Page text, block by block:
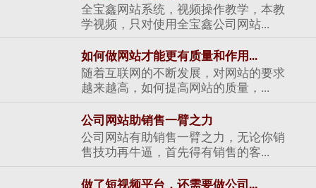
全宝鑫网站系统，视频操作教学，本教
学视频，只对使用全宝鑫公司网站...
如何做网站才能更有质量和作用...
随着互联网的不断发展，对网站的要求
越来越高，如何提高网站的质量，...
公司网站助销售一臂之力
公司网站有助销售一臂之力，无论你销
售技功再牛逼，首先得有销售的客...
做了短视频平台，还需要做公司...